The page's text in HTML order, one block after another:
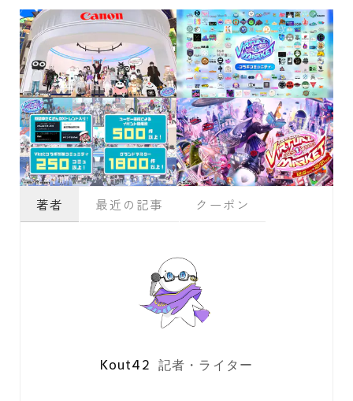
著者 最近の記事 クーポン
Kout42 記者・ライター